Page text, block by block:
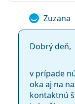
Zuzana
Dobrý deň,
v prípade
oka aj na
kontaktnú